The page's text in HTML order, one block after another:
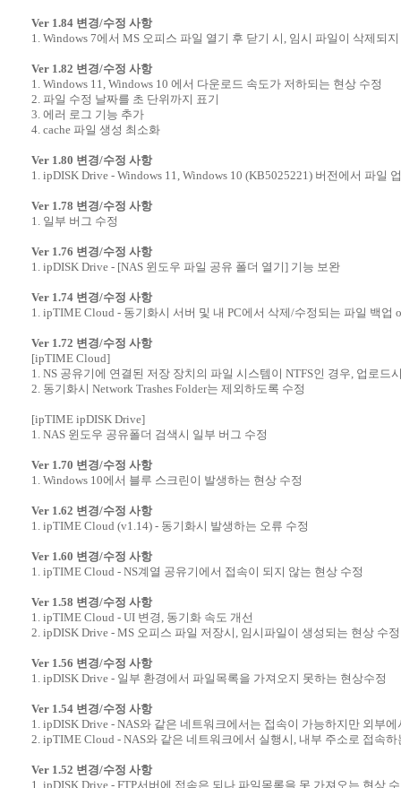
Ver 1.84 변경/수정 사항
1. Windows 7에서 MS 오피스 파일 열기 후 닫기 시, 임시 파일이 삭제되
Ver 1.82 변경/수정 사항
1. Windows 11, Windows 10 에서 다운로드 속도가 저하되는 현상 수정
2. 파일 수정 날짜를 초 단위까지 표기
3. 에러 로그 기능 추가
4. cache 파일 생성 최소화
Ver 1.80 변경/수정 사항
1. ipDISK Drive - Windows 11, Windows 10 (KB5025221) 버전에서 파일
Ver 1.78 변경/수정 사항
1. 일부 버그 수정
Ver 1.76 변경/수정 사항
1. ipDISK Drive - [NAS 윈도우 파일 공유 폴더 열기] 기능 보완
Ver 1.74 변경/수정 사항
1. ipTIME Cloud - 동기화시 서버 및 내 PC에서 삭제/수정되는 파일 백업
Ver 1.72 변경/수정 사항
[ipTIME Cloud]
1. NS 공유기에 연결된 저장 장치의 파일 시스템이 NTFS인 경우, 업로드
2. 동기화시 Network Trashes Folder는 제외하도록 수정
[ipTIME ipDISK Drive]
1. NAS 윈도우 공유폴더 검색시 일부 버그 수정
Ver 1.70 변경/수정 사항
1. Windows 10에서 블루 스크린이 발생하는 현상 수정
Ver 1.62 변경/수정 사항
1. ipTIME Cloud (v1.14) - 동기화시 발생하는 오류 수정
Ver 1.60 변경/수정 사항
1. ipTIME Cloud - NS계열 공유기에서 접속이 되지 않는 현상 수정
Ver 1.58 변경/수정 사항
1. ipTIME Cloud - UI 변경, 동기화 속도 개선
2. ipDISK Drive - MS 오피스 파일 저장시, 임시파일이 생성되는 현상 수정
Ver 1.56 변경/수정 사항
1. ipDISK Drive - 일부 환경에서 파일목록을 가져오지 못하는 현상수정
Ver 1.54 변경/수정 사항
1. ipDISK Drive - NAS와 같은 네트워크에서는 접속이 가능하지만 외부
2. ipTIME Cloud - NAS와 같은 네트워크에서 실행시, 내부 주소로 접속하
Ver 1.52 변경/수정 사항
1. ipDISK Drive - FTP서버에 접속은 되나 파일목록을 못 가져오는 현상